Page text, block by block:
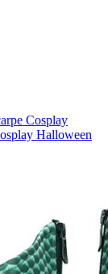
Cosplay
Halloween